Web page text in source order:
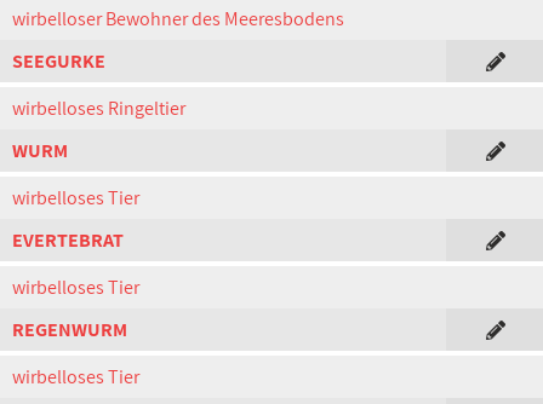
wirbelloser Bewohner des Meeresbodens
SEEGURKE
wirbelloses Ringeltier
WURM
wirbelloses Tier
EVERTEBRAT
wirbelloses Tier
REGENWURM
wirbelloses Tier